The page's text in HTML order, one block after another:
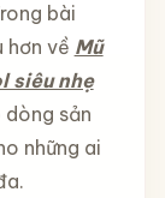
bài
hơn về Mũ
siêu nhẹ
dòng sản
những ai